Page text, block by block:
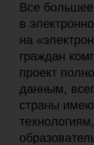
Все большее
в
на
граждан
проект
данным,
страны